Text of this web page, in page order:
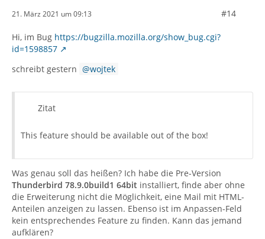
21. März 2021 um 09:13 #14
Hi, im Bug https://bugzilla.mozilla.org/show_bug.cgi?
id=1598857
schreibt gestern
wojtek
Zitat
This feature should be available out of the box!
Was genau soll das heißen? Ich habe die Pre-Version
Thunderbird 78.9.0build1 64bit installiert, finde aber ohne
die Erweiterung nicht die Möglichkeit, eine Mail mit HTML-
Anteilen anzeigen zu lassen. Ebenso ist im Anpassen-Feld
kein entsprechendes Feature zu finden. Kann das jemand
aufklären?